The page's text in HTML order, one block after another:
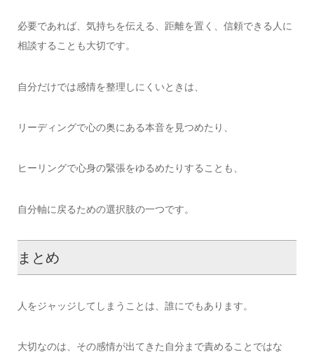
必要であれば、気持ちを伝える、距離を置く、信頼できる人に
相談することも大切です。
自分だけでは感情を整理しにくいときは、
リーディングで心の奥にある本音を見つめたり、
ヒーリングで心身の緊張をゆるめたりすることも、
自分軸に戻るための選択肢の一つです。
まとめ
人をジャッジしてしまうことは、誰にでもあります。
大切なのは、その感情が出てきた自分まで責めることではな